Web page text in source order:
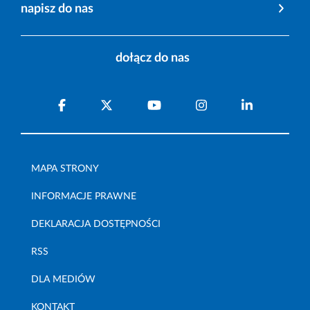
napisz do nas
dołącz do nas
MAPA STRONY
INFORMACJE PRAWNE
DEKLARACJA DOSTĘPNOŚCI
RSS
DLA MEDIÓW
KONTAKT